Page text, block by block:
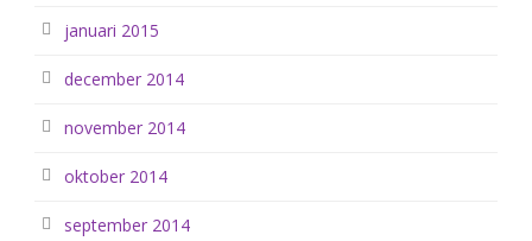
januari 2015
december 2014
november 2014
oktober 2014
september 2014